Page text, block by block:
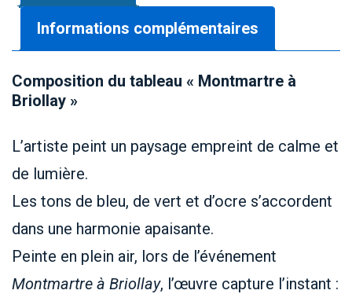
Informations complémentaires
Composition du tableau « Montmartre à
Briollay »
L’artiste peint un paysage empreint de calme et
de lumière.
Les tons de bleu, de vert et d’ocre s’accordent
dans une harmonie apaisante.
Peinte en plein air, lors de l’événement
Montmartre à Briollay, l’œuvre capture l’instant :